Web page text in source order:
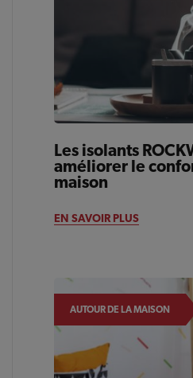
Les isolants
améliorer le
maison
EN SAVOIR PLUS
AUTOUR DE LA MAISON